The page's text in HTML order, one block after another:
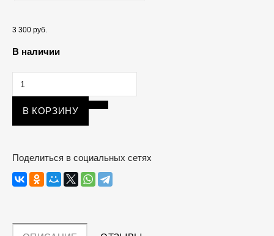
3 300 руб.
В наличии
В КОРЗИНУ
Поделиться в социальных сетях